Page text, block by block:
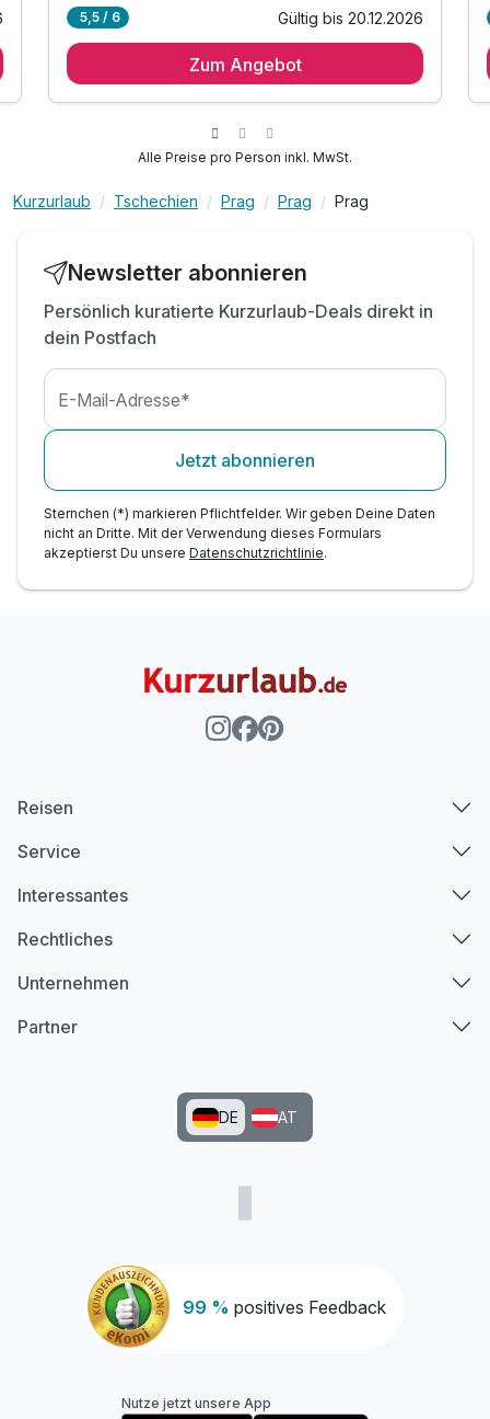
5,5 / 6 Gültig bis 20.12.2026
Zum Angebot
Alle Preise pro Person inkl. MwSt.
Kurzurlaub Tschechien Prag Prag Prag
Newsletter abonnieren
Persönlich kuratierte Kurzurlaub-Deals direkt in
dein Postfach
E-Mail-Adresse*
Jetzt abonnieren
Sternchen (*) markieren Pflichtfelder. Wir geben Deine Daten
nicht an Dritte. Mit der Verwendung dieses Formulars
akzeptierst Du unsere Datenschutzrichtlinie.
99 % positives Feedback
Reisen
Service
Interessantes
Rechtliches
Unternehmen
Partner
DE AT
Nutze jetzt unsere App